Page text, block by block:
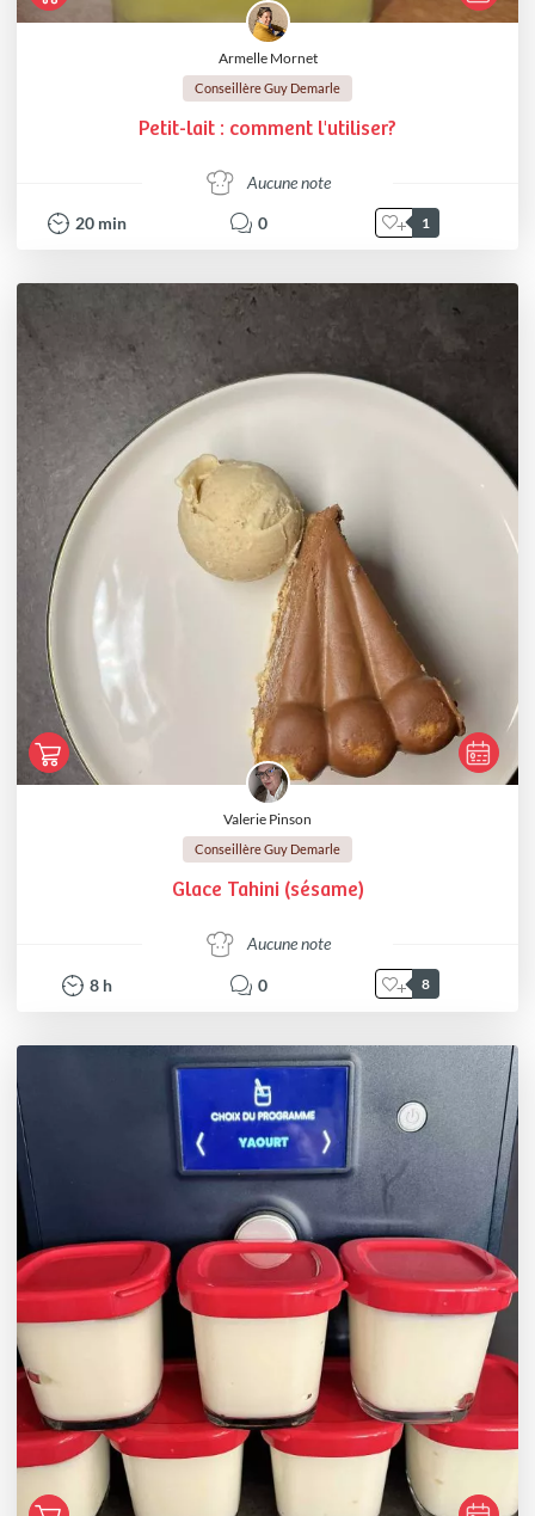
Armelle Mornet
Conseillère Guy Demarle
Petit-lait : comment l'utiliser?
Aucune note
20 min 0 1
Valerie Pinson
Conseillère Guy Demarle
Glace Tahini (sésame)
Aucune note
8 h 0 8